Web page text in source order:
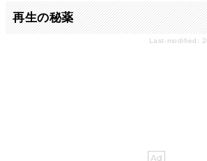
再生の秘薬
Last-modified: